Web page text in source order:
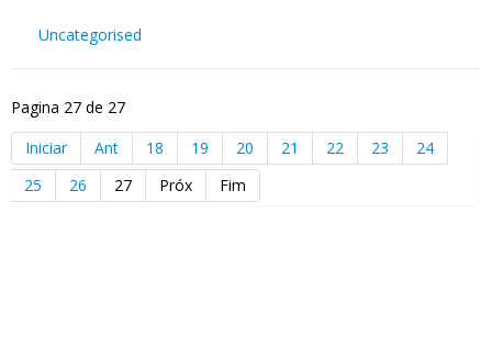
Uncategorised
Pagina 27 de 27
Iniciar
Ant 18 19 20 21 22 23
24
25
26 27 Próx Fim